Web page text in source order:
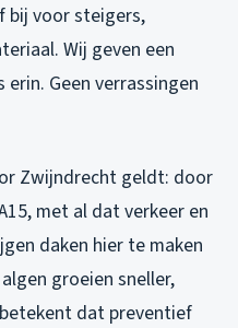
bij voor steigers,
Wij geven een
Geen verrassingen
Zwijndrecht geldt: door
met al dat verkeer en
daken hier te maken
groeien sneller,
dat preventief